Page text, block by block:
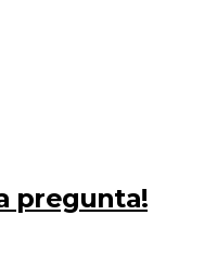
pregunta!